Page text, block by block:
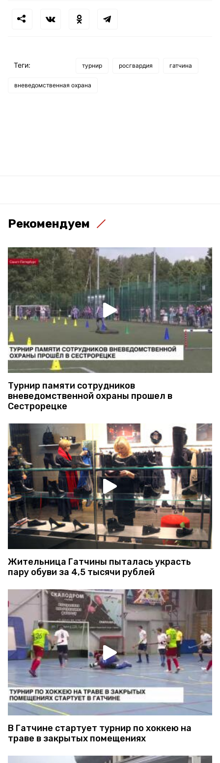
Теги: турнир росгвардия гатчина
вневедомственная охрана
Рекомендуем
Турнир памяти сотрудников
вневедомственной охраны прошел в
Сестрорецке
Жительница Гатчины пыталась украсть
пару обуви за 4,5 тысячи рублей
В Гатчине стартует турнир по хоккею на
траве в закрытых помещениях